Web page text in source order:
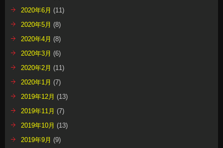
2020年6月 (11)
2020年5月 (8)
2020年4月 (8)
2020年3月 (6)
2020年2月 (11)
2020年1月 (7)
2019年12月 (13)
2019年11月 (7)
2019年10月 (13)
2019年9月 (9)